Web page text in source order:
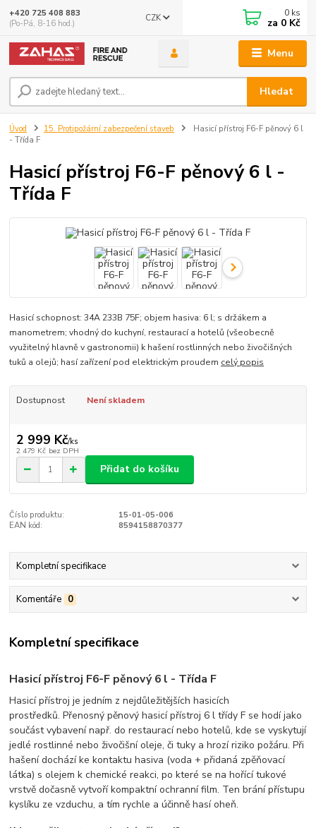
Menu
CZK
Hledat
+420 725 408 883
(Po-Pá, 8-16 hod.)
0 ks
za 0 Kč
Úvod 15. Protipožární zabezpečení staveb
Hasicí přístroj F6-F pěnový 6 l
- Třída F
Hasicí přístroj F6-F pěnový 6 l -
Třída F
Hasicí schopnost: 34A 233B 75F; objem hasiva: 6 l; s držákem a
manometrem; vhodný do kuchyní, restaurací a hotelů (všeobecně
využitelný hlavně v gastronomii) k hašení rostlinných nebo živočišných
tuků a olejů; hasí zařízení pod elektrickým proudem celý popis
Dostupnost Není skladem
2 999 Kč/ks
2 479 Kč bez DPH
Přidat do košíku
Číslo produktu:
15-01-05-006
EAN kód:
8594158870377
Kompletní specifikace
Komentáře 0
Kompletní specifikace
Hasicí přístroj F6-F pěnový 6 l - Třída F
Hasicí přístroj je jedním z nejdůležitějších hasicích
prostředků. Přenosný pěnový hasicí přístroj 6 l třídy F se hodí jako
součást vybavení např. do restaurací nebo hotelů, kde se vyskytují
jedlé rostlinné nebo živočišní oleje, či tuky a hrozí riziko požáru. Při
hašení dochází ke kontaktu hasiva (voda + přidaná zpěňovací
látka) s olejem k chemické reakci, po které se na hořící tukové
vrstvě dočasně vytvoří kompaktní ochranní film. Ten brání přístupu
kyslíku ze vzduchu, a tím rychle a účinně hasí oheň.